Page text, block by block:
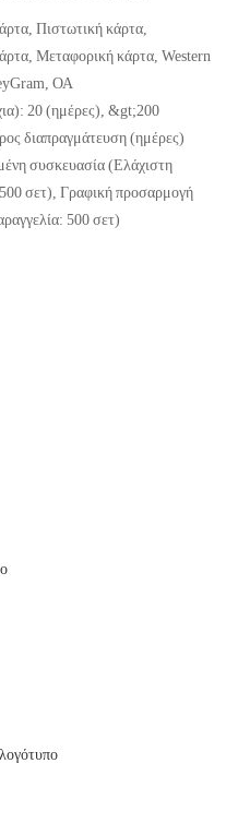
Πιστωτική κάρτα,
Μεταφορική κάρτα, Western
ΟΑ
20 (ημέρες), &gt;200
διαπραγμάτευση (ημέρες)
συσκευασία (Ελάχιστη
σετ), Γραφική προσαρμογή
500 σετ)